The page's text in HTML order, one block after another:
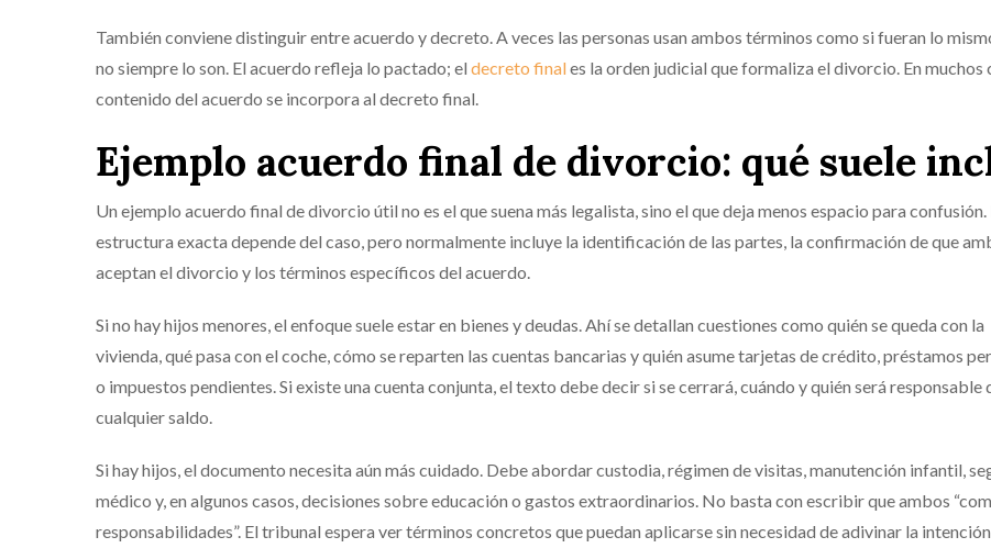
También conviene distinguir entre acuerdo y decreto. A veces las personas usan ambos términos como si fueran lo
no siempre lo son. El acuerdo refleja lo pactado; el decreto finales la orden judicial que formaliza el divorcio. En muchos
contenido del acuerdo se incorpora al decreto final.
Ejemplo acuerdo final de divorcio: qué suele
Un ejemplo acuerdo final de divorcio útil no es el que suena más legalista, sino el que deja menos espacio para confusión.
estructura exacta depende del caso, pero normalmente incluye la identificación de las partes, la confirmación de que
aceptan el divorcio y los términos específicos del acuerdo.
Si no hay hijos menores, el enfoque suele estar en bienes y deudas. Ahí se detallan cuestiones como quién se queda con la
vivienda, qué pasa con el coche, cómo se reparten las cuentas bancarias y quién asume tarjetas de crédito, préstamos
o impuestos pendientes. Si existe una cuenta conjunta, el texto debe decir si se cerrará, cuándo y quién será responsable
cualquier saldo.
Si hay hijos, el documento necesita aún más cuidado. Debe abordar custodia, régimen de visitas, manutención infantil,
médico y, en algunos casos, decisiones sobre educación o gastos extraordinarios. No basta con escribir que ambos
responsabilidades”. El tribunal espera ver términos concretos que puedan aplicarse sin necesidad de adivinar la